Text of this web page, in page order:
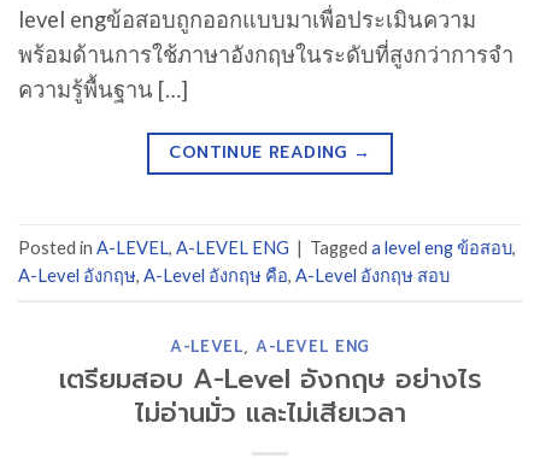
level engข้อสอบถูกออกแบบมาเพื่อประเมินความ
พร้อมด้านการใช้ภาษาอังกฤษในระดับที่สูงกว่าการจำ
ความรู้พื้นฐาน […]
CONTINUE READING →
Posted in A-LEVEL, A-LEVEL ENG | Tagged a level eng ข้อสอบ,
A-Level อังกฤษ, A-Level อังกฤษ คือ, A-Level อังกฤษ สอบ
A-LEVEL, A-LEVEL ENG
เตรียมสอบ A-Level อังกฤษ อย่างไร
ไม่อ่านมั่ว และไม่เสียเวลา